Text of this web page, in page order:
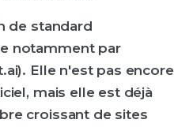
de standard
notamment par
Elle n'est pas encore
mais elle est déjà
croissant de sites